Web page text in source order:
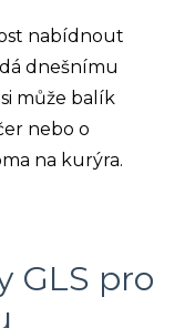
nabídnout
dnešnímu
může balík
nebo o
na kurýra.
GLS pro